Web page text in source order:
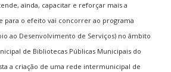
ainda, capacitar e reforçar mais a
para o efeito vai concorrer ao programa
ao Desenvolvimento de Serviços) no âmbito
de Bibliotecas Públicas Municipais do
a criação de uma rede intermunicipal de